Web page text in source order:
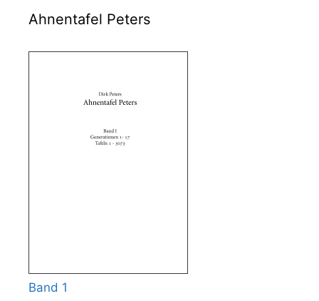
Ahnentafel Peters
Band 1